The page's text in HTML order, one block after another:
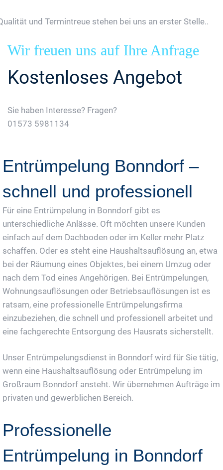
und Termintreue stehen bei uns an erster Stelle..
Wir freuen uns auf Ihre Anfrage
Kostenloses Angebot
Sie haben Interesse? Fragen?
01573 5981134
Entrümpelung Bonndorf –
schnell und professionell
Für eine Entrümpelung in Bonndorf gibt es
unterschiedliche Anlässe. Oft möchten unsere Kunden
einfach auf dem Dachboden oder im Keller mehr Platz
schaffen. Oder es steht eine Haushaltsauflösung an, etwa
bei der Räumung eines Objektes, bei einem Umzug oder
nach dem Tod eines Angehörigen. Bei Entrümpelungen,
Wohnungsauflösungen oder Betriebsauflösungen ist es
ratsam, eine professionelle Entrümpelungsfirma
einzubeziehen, die schnell und professionell arbeitet und
eine fachgerechte Entsorgung des Hausrats sicherstellt.
Unser Entrümpelungsdienst in Bonndorf wird für Sie tätig,
wenn eine Haushaltsauflösung oder Entrümpelung im
Großraum Bonndorf ansteht. Wir übernehmen Aufträge im
privaten und gewerblichen Bereich.
Professionelle
Entrümpelung in Bonndorf